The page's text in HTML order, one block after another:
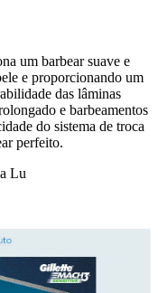
um barbear suave e
e proporcionando um
das lâminas
e barbeamentos
do sistema de troca
perfeito.
Lu